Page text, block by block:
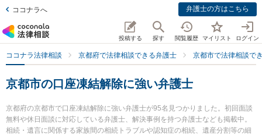
ココナラへ 弁護士の方はこちら
投稿する 探す 閲覧履歴 マイリスト ログイン
ココナラ法律相談 京都府で法律相談できる弁護士 京都市で法律相談で
京都市の口座凍結解除に強い弁護士
京都府の京都市で口座凍結解除に強い弁護士が95名見つかりました。初回面談
無料や休日面談に対応している弁護士、解決事例を持つ弁護士なども掲載中。
相続・遺言に関係する家族間の相続トラブルや認知症の相続、遺産分割等の細